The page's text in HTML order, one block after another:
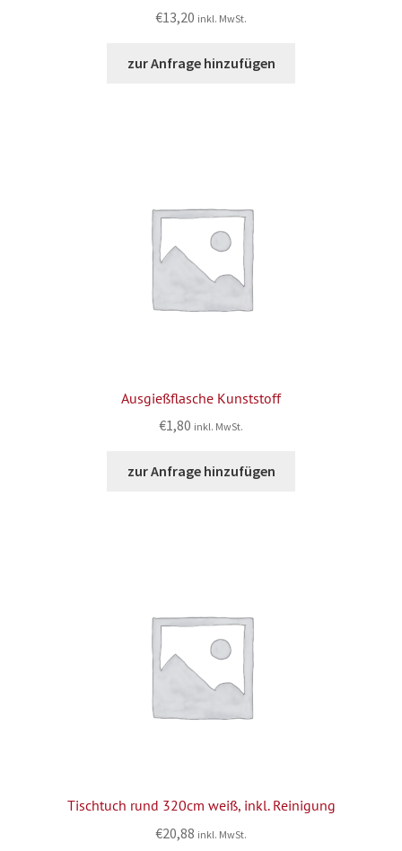
€13,20 inkl. MwSt.
zur Anfrage hinzufügen
Ausgießflasche Kunststoff
€1,80 inkl. MwSt.
zur Anfrage hinzufügen
Tischtuch rund 320cm weiß, inkl. Reinigung
€20,88 inkl. MwSt.